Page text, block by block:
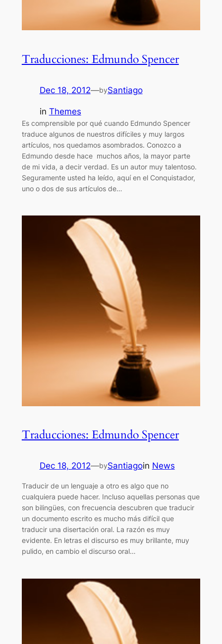
Traducciones: Edmundo Spencer
Dec 18, 2012—bySantiago
in Themes
Es comprensible por qué cuando Edmundo Spencer
traduce algunos de nuestros difíciles y muy largos
artículos, nos quedamos asombrados. Conozco a
Edmundo desde hace muchos años, la mayor parte
de mi vida, a decir verdad. Es un autor muy talentoso.
Seguramente usted ha leído, aquí en el Conquistador,
uno o dos de sus artículos de…
Traducciones: Edmundo Spencer
Dec 18, 2012—bySantiagoin News
Traducir de un lenguaje a otro es algo que no
cualquiera puede hacer. Incluso aquellas personas que
son bilingües, con frecuencia descubren que traducir
un documento escrito es mucho más difícil que
traducir una disertación oral. La razón es muy
evidente. En letras el discurso es muy brillante, muy
pulido, en cambio el discurso oral…